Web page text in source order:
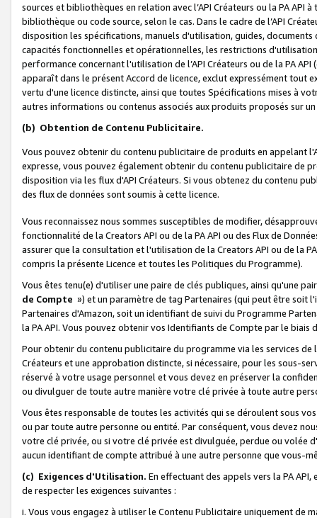
sources et bibliothèques en relation avec l’API Créateurs ou la PA
bibliothèque ou code source, selon le cas. Dans le cadre de l’API
disposition les spécifications, manuels d'utilisation, guides,
capacités fonctionnelles et opérationnelles, les restrictions
performance concernant l'utilisation de l’API Créateurs ou de la PA
apparaît dans le présent Accord de licence, exclut expressément tout
vertu d'une licence distincte, ainsi que toutes Spécifications mises à
autres informations ou contenus associés aux produits proposés sur
(b) Obtention de Contenu Publicitaire.
Vous pouvez obtenir du contenu publicitaire de produits en appelant
expresse, vous pouvez également obtenir du contenu publicitaire de
disposition via les flux d'API Créateurs. Si vous obtenez du contenu
des flux de données sont soumis à cette licence.
Vous reconnaissez nous sommes susceptibles de modifier,
fonctionnalité de la Creators API ou de la PA API ou des Flux de
assurer que la consultation et l'utilisation de la Creators API ou de la
compris la présente Licence et toutes les Politiques du Programme).
Vous êtes tenu(e) d'utiliser une paire de clés publiques, ainsi qu'une
de Compte ») et un paramètre de tag Partenaires (qui peut être soit
Partenaires d'Amazon, soit un identifiant de suivi du Programme
la PA API. Vous pouvez obtenir vos Identifiants de Compte par le biais
Pour obtenir du contenu publicitaire du programme via les services
Créateurs et une approbation distincte, si nécessaire, pour les sous-
réservé à votre usage personnel et vous devez en préserver la
ou divulguer de toute autre manière votre clé privée à toute autre
Vous êtes responsable de toutes les activités qui se déroulent sous
ou par toute autre personne ou entité. Par conséquent, vous devez
votre clé privée, ou si votre clé privée est divulguée, perdue ou volée
aucun identifiant de compte attribué à une autre personne que vous-
(c) Exigences d'Utilisation. En effectuant des appels vers la PA
de respecter les exigences suivantes :
i. Vous vous engagez à utiliser le Contenu Publicitaire uniquement de